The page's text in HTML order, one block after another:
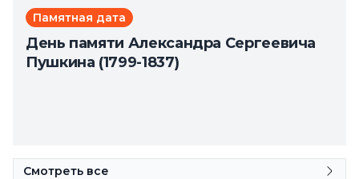
Памятная дата
День памяти Александра Сергеевича
Пушкина (1799-1837)
Смотреть все